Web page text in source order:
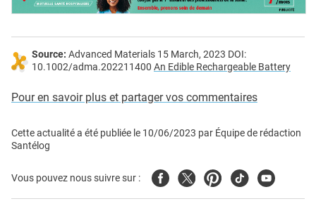
Source: Advanced Materials 15 March, 2023 DOI:
10.1002/adma.202211400 An Edible Rechargeable Battery
Pour en savoir plus et partager vos commentaires
Cette actualité a été publiée le 10/06/2023 par Équipe de rédaction
Santélog
Vous pouvez nous suivre sur : FacebookTwitterPinterest
TiktokYoutube